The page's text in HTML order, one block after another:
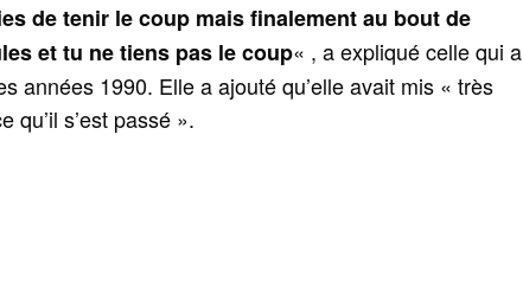
de tenir le coup mais finalement au bout de
et tu ne tiens pas le coup« , a expliqué celle qui a
années 1990. Elle a ajouté qu’elle avait mis « très
qu’il s’est passé ».